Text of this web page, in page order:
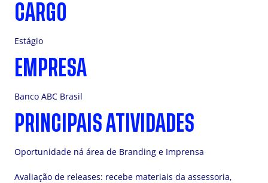
CARGO
Estágio
EMPRESA
Banco ABC Brasil
PRINCIPAIS ATIVIDADES
Oportunidade ná área de Branding e Imprensa
Avaliação de releases: recebe materiais da assessoria,